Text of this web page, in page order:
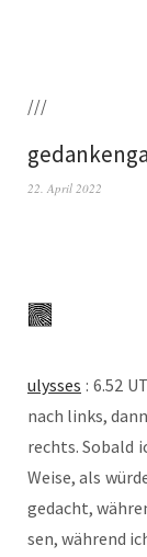
///
22. April 2022
ulys­ses : 6.52
nach links,
rechts. Sobald
Wei­se, als
ge­dacht,
sen, wäh­rend